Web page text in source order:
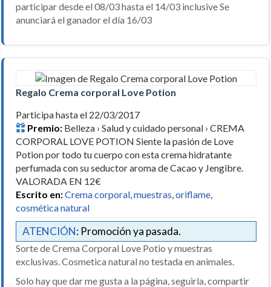
participar desde el 08/03 hasta el 14/03 inclusive Se
anunciará el ganador el día 16/03
Regalo Crema corporal Love Potion
Participa hasta el 22/03/2017
Premio: Belleza › Salud y cuidado personal › CREMA
CORPORAL LOVE POTION Siente la pasión de Love
Potion por todo tu cuerpo con esta crema hidratante
perfumada con su seductor aroma de Cacao y Jengibre.
VALORADA EN 12€
Escrito en:Crema corporal,muestras,oriflame,
cosmética natural
ATENCIÓN: Promoción ya pasada.
Sorte de Crema Corporal Love Potio y muestras
exclusivas. Cosmetica natural no testada en animales.
Solo hay que dar me gusta a la página, seguirla, compartir